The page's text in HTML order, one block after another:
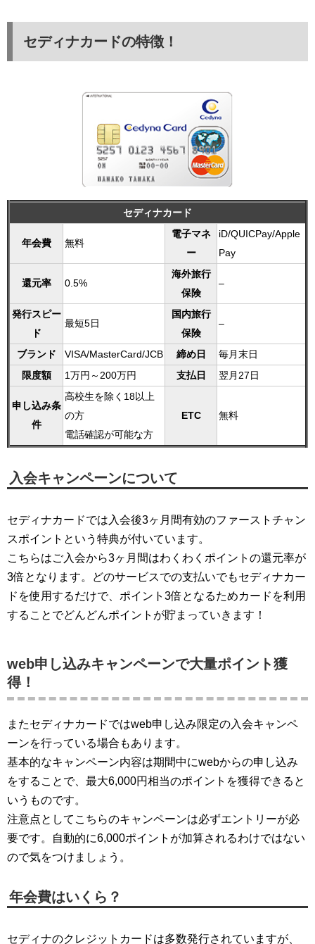
セディナカードの特徴！
セディナカード
年会費 無料
電子マネ
ー
iD/QUICPay/Apple
Pay
還元率 0.5%
海外旅行
保険
–
発行スピー
ド
最短5日
国内旅行
保険
–
ブランド VISA/MasterCard/JCB 締め日
毎月末日
限度額
1万円～200万円 支払日 翌月27日
申し込み条
件
高校生を除く18以上
の方
電話確認が可能な方
ETC 無料
入会キャンペーンについて
セディナカードでは入会後3ヶ月間有効のファーストチャン
スポイントという特典が付いています。
こちらはご入会から3ヶ月間はわくわくポイントの還元率が
3倍となります。どのサービスでの支払いでもセディナカー
ドを使用するだけで、ポイント3倍となるためカードを利用
することでどんどんポイントが貯まっていきます！
web申し込みキャンペーンで大量ポイント獲
得！
またセディナカードではweb申し込み限定の入会キャンペ
ーンを行っている場合もあります。
基本的なキャンペーン内容は期間中にwebからの申し込み
をすることで、最大6,000円相当のポイントを獲得できると
いうものです。
注意点としてこちらのキャンペーンは必ずエントリーが必
要です。自動的に6,000ポイントが加算されるわけではない
ので気をつけましょう。
年会費はいくら？
セディナのクレジットカードは多数発行されていますが、